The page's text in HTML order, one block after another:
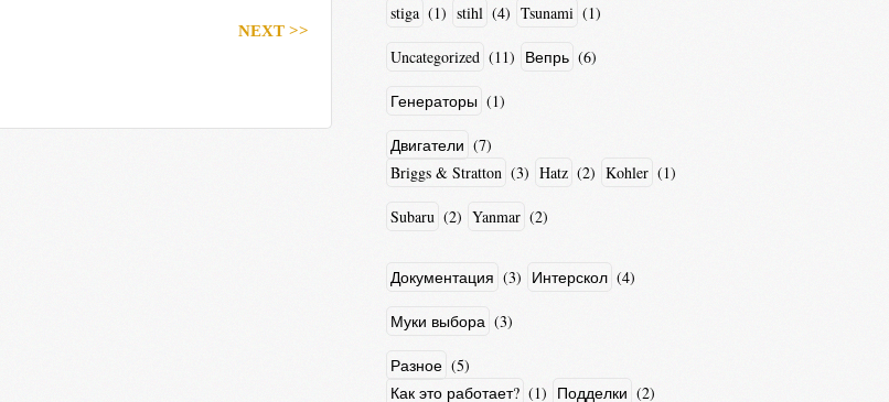
NEXT >>
stiga (1) stihl (4) Tsunami (1)
Uncategorized (11) Вепрь (6)
Генераторы (1)
Двигатели (7)
Briggs & Stratton (3) Hatz (2) Kohler (1)
Subaru (2) Yanmar (2)
Документация (3) Интерскол (4)
Муки выбора (3)
Разное (5)
Как это работает? (1) Подделки (2)